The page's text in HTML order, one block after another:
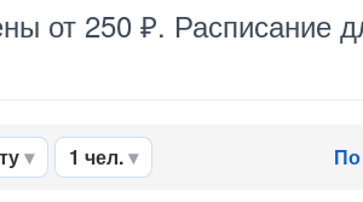
от 250 ₽. Расписание
1 чел.